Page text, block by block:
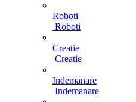
Roboti
Roboti
Creatie
Creatie
Indemanare
Indemanare